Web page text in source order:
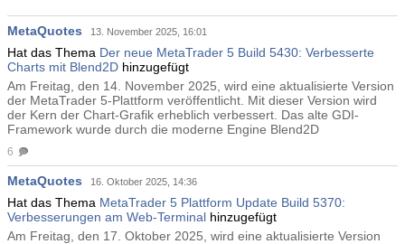
MetaQuotes 13. November 2025, 16:01
Hat das Thema Der neue MetaTrader 5 Build 5430: Verbesserte
Charts mit Blend2D hinzugefügt
Am Freitag, den 14. November 2025, wird eine aktualisierte Version
der MetaTrader 5-Plattform veröffentlicht. Mit dieser Version wird
der Kern der Chart-Grafik erheblich verbessert. Das alte GDI-
Framework wurde durch die moderne Engine Blend2D
6
MetaQuotes 16. Oktober 2025, 14:36
Hat das Thema MetaTrader 5 Plattform Update Build 5370:
Verbesserungen am Web-Terminal hinzugefügt
Am Freitag, den 17. Oktober 2025, wird eine aktualisierte Version